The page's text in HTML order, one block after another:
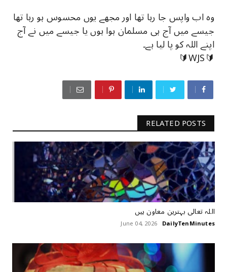
وہ اب واپس جا رہا تھا اور مجھے یوں محسوس ہو رہا تھا
جیسے میں آج ہی مسلمان ہوا ہوں یا جیسے میں نے آج
اپنے اللہ کو پا لیا ہے۔
🔰WJS🔰
RELATED POSTS
اللہ تعالی بہترین معاون ہیں
DailyTenMinutes
June 04, 2026